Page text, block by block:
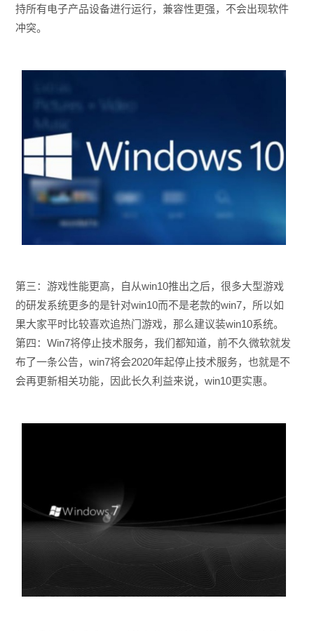
持所有电子产品设备进行运行，兼容性更强，不会出现软件
冲突。
第三：游戏性能更高，自从win10推出之后，很多大型游戏
的研发系统更多的是针对win10而不是老款的win7，所以如
果大家平时比较喜欢追热门游戏，那么建议装win10系统。
第四：Win7将停止技术服务，我们都知道，前不久微软就发
布了一条公告，win7将会2020年起停止技术服务，也就是不
会再更新相关功能，因此长久利益来说，win10更实惠。